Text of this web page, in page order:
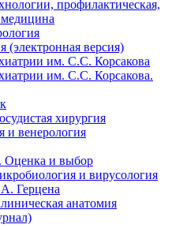
профилактическая,
(электронная версия)
им. С.С. Корсакова
им. С.С. Корсакова.
хирургия
и венерология
Оценка и выбор
и вирусология
Герцена
анатомия